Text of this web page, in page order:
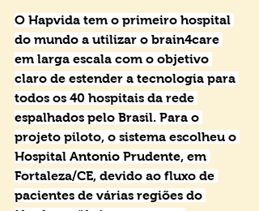
O Hapvida tem o primeiro hospital
do mundo a utilizar o brain4care
em larga escala com o objetivo
claro de estender a tecnologia para
todos os 40 hospitais da rede
espalhados pelo Brasil. Para o
projeto piloto, o sistema escolheu o
Hospital Antonio Prudente, em
Fortaleza/CE, devido ao fluxo de
pacientes de várias regiões do